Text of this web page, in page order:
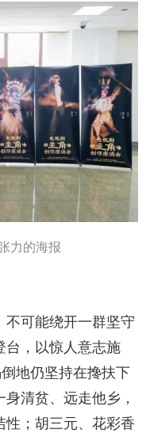
力的海报
不可能绕开一群坚守
台，以惊人意志施
地仍坚持在搀扶下
清贫、远走他乡，
性；胡三元、花彩香